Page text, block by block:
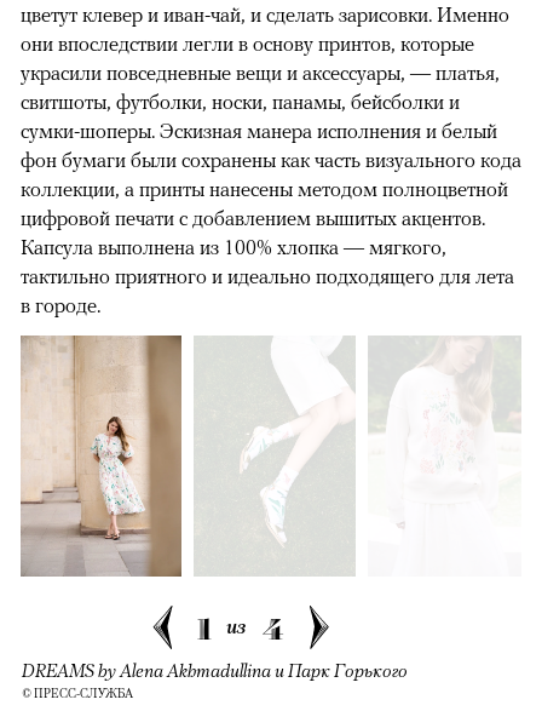
00:00 / 00:00
цветут клевер и иван-чай, и сделать зарисовки. Именно
они впоследствии легли в основу принтов, которые
украсили повседневные вещи и аксессуары, — платья,
свитшоты, футболки, носки, панамы, бейсболки и
сумки-шоперы. Эскизная манера исполнения и белый
фон бумаги были сохранены как часть визуального кода
коллекции, а принты нанесены методом полноцветной
цифровой печати с добавлением вышитых акцентов.
Капсула выполнена из 100% хлопка — мягкого,
тактильно приятного и идеально подходящего для лета
в городе.
1 из 4
DREAMS by Alena Akhmadullina и Парк Горького
© ПРЕСС-СЛУЖБА